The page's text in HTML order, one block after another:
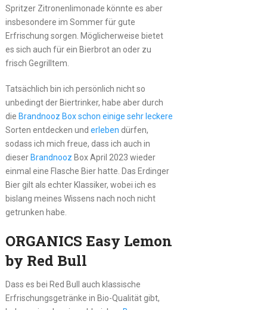
Spritzer Zitronenlimonade könnte es aber
insbesondere im Sommer für gute
Erfrischung sorgen. Möglicherweise bietet
es sich auch für ein Bierbrot an oder zu
frisch Gegrilltem.
Tatsächlich bin ich persönlich nicht so
unbedingt der Biertrinker, habe aber durch
die Brandnooz Box schon einige sehr leckere
Sorten entdecken und erleben dürfen,
sodass ich mich freue, dass ich auch in
dieserBrandnooz Box April 2023 wieder
einmal eine Flasche Bier hatte. Das Erdinger
Bier gilt als echter Klassiker, wobei ich es
bislang meines Wissens nach noch nicht
getrunken habe.
ORGANICS Easy Lemon
by Red Bull
Dass es bei Red Bull auch klassische
Erfrischungsgetränke in Bio-Qualität gibt,